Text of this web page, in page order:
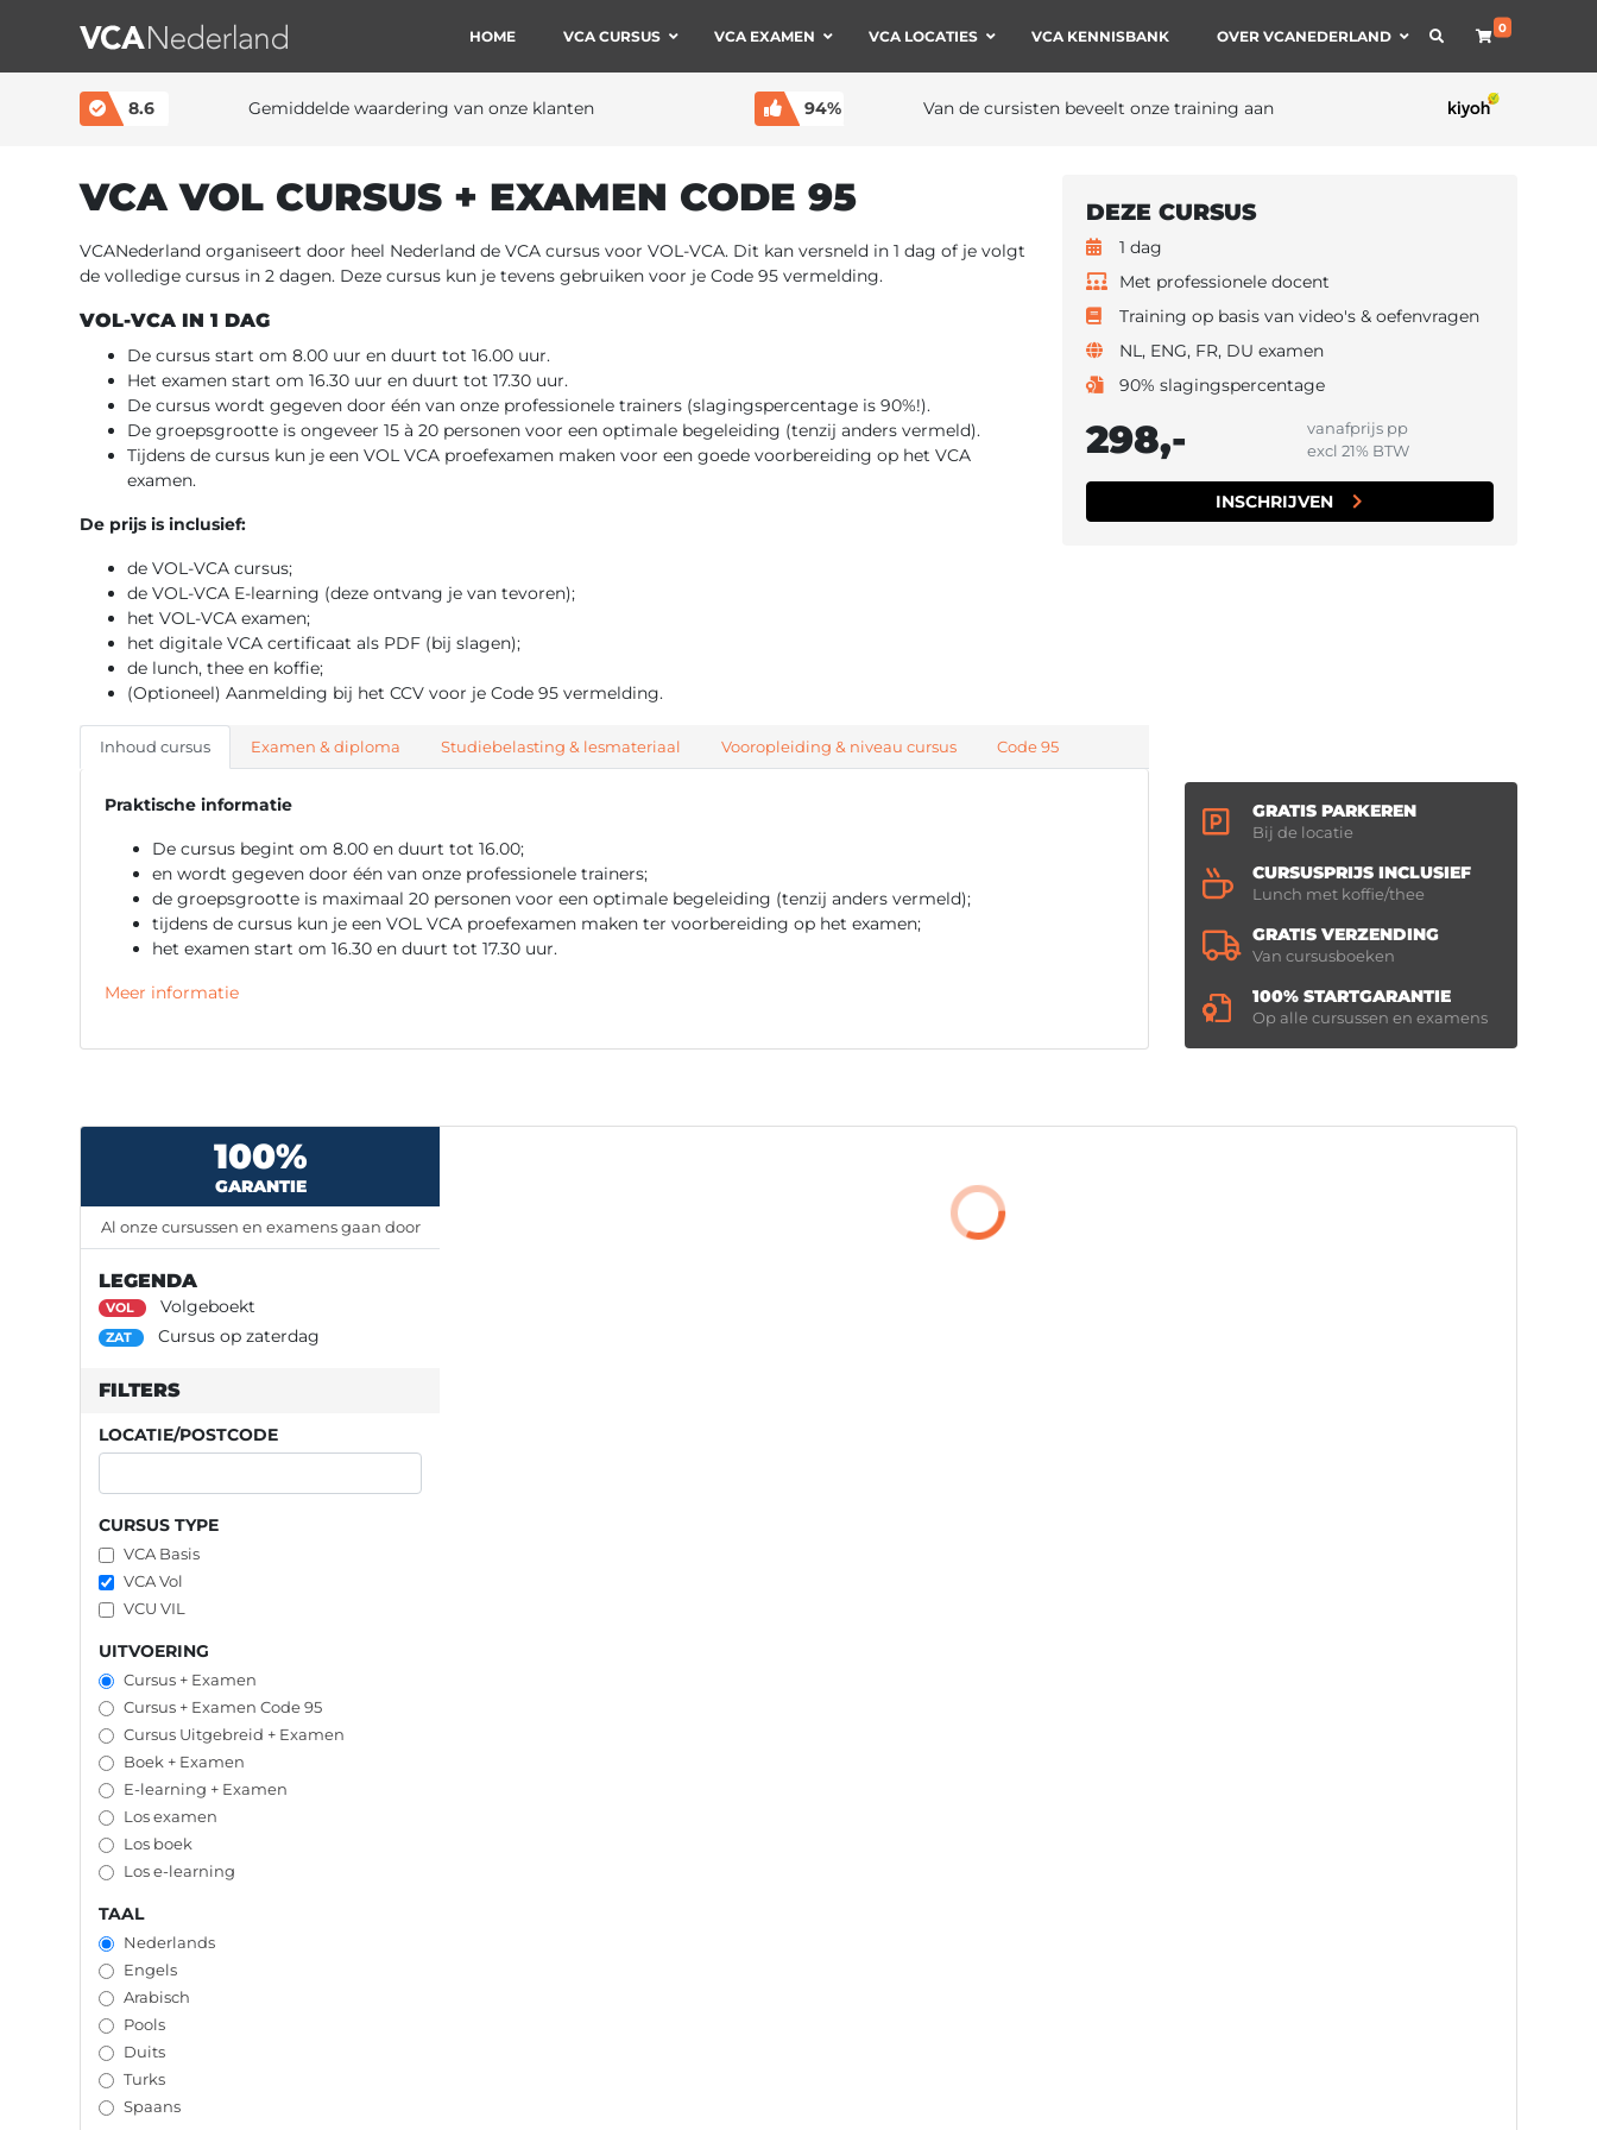
MAIN NAVIGATION HOME VCA CURSUS VCA EXAMEN VCA LOCATIES VCA KENNISBANK OVER VCANEDERLAND 0
8.6 Gemiddelde waardering van onze klanten 94% Van de cursisten beveelt onze training aan
VCA VOL CURSUS + EXAMEN CODE 95
VCANederland organiseert door heel Nederland de VCA cursus voor VOL-VCA. Dit kan versneld in 1 dag of je volgt
de volledige cursus in 2 dagen. Deze cursus kun je tevens gebruiken voor je Code 95 vermelding.
VOL-VCA IN 1 DAG
De cursus start om 8.00 uur en duurt tot 16.00 uur.
Het examen start om 16.30 uur en duurt tot 17.30 uur.
De cursus wordt gegeven door één van onze professionele trainers (slagingspercentage is 90%!).
De groepsgrootte is ongeveer 15 à 20 personen voor een optimale begeleiding (tenzij anders vermeld).
Tijdens de cursus kun je een VOL VCA proefexamen maken voor een goede voorbereiding op het VCA
examen.
De prijs is inclusief:
de VOL-VCA cursus;
de VOL-VCA E-learning (deze ontvang je van tevoren);
het VOL-VCA examen;
het digitale VCA certificaat als PDF (bij slagen);
de lunch, thee en koffie;
(Optioneel) Aanmelding bij het CCV voor je Code 95 vermelding.
DEZE CURSUS
1 dag
Met professionele docent
Training op basis van video's & oefenvragen
NL, ENG, FR, DU examen
90% slagingspercentage
298,-
vanafprijs pp
excl 21% BTW
INSCHRIJVEN
Inhoud cursus Examen & diploma Studiebelasting & lesmateriaal Vooropleiding & niveau cursus Code 95
Praktische informatie
De cursus begint om 8.00 en duurt tot 16.00;
en wordt gegeven door één van onze professionele trainers;
de groepsgrootte is maximaal 20 personen voor een optimale begeleiding (tenzij anders vermeld);
tijdens de cursus kun je een VOL VCA proefexamen maken ter voorbereiding op het examen;
het examen start om 16.30 en duurt tot 17.30 uur.
Meer informatie
GRATIS PARKEREN
Bij de locatie
CURSUSPRIJS INCLUSIEF
Lunch met koffie/thee
GRATIS VERZENDING
Van cursusboeken
100% STARTGARANTIE
Op alle cursussen en examens
100%
GARANTIE
Al onze cursussen en examens gaan door
LEGENDA
VOL Volgeboekt
ZAT Cursus op zaterdag
FILTERS
LOCATIE/POSTCODE
CURSUS TYPE
VCA Basis
VCA Vol
VCU VIL
UITVOERING
Cursus + Examen
Cursus + Examen Code 95
Cursus Uitgebreid + Examen
Boek + Examen
E-learning + Examen
Los examen
Los boek
Los e-learning
TAAL
Nederlands
Engels
Arabisch
Pools
Duits
Turks
Spaans